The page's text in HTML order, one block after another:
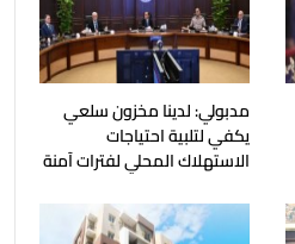
مدبولي: لدينا مخزون سلعي
يكفي لتلبية احتياجات
الاستهلاك المحلي لفترات آمنة